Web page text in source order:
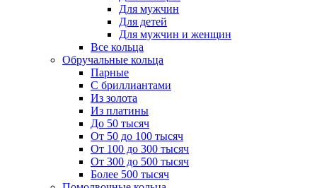
Для мужчин
Для детей
Для мужчин и женщин
Все кольца
Обручальные кольца
Парные
С бриллиантами
Из золота
Из платины
До 50 тысяч
От 50 до 100 тысяч
От 100 до 300 тысяч
От 300 до 500 тысяч
Более 500 тысяч